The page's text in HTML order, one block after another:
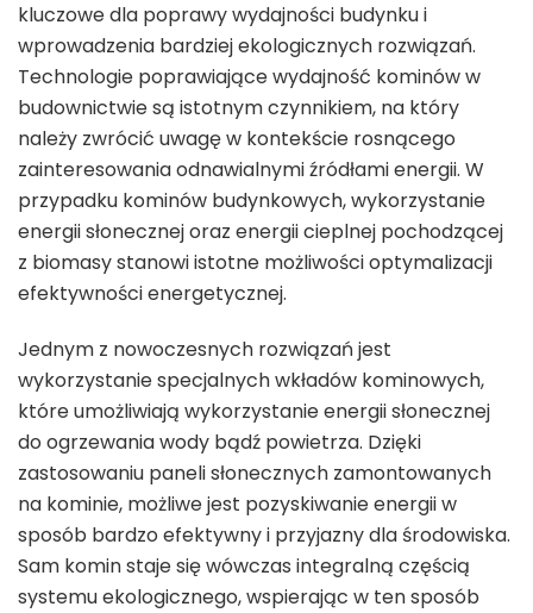
kluczowe dla poprawy wydajności budynku i
wprowadzenia bardziej ekologicznych rozwiązań.
Technologie poprawiające wydajność kominów w
budownictwie są istotnym czynnikiem, na który
należy zwrócić uwagę w kontekście rosnącego
zainteresowania odnawialnymi źródłami energii. W
przypadku kominów budynkowych, wykorzystanie
energii słonecznej oraz energii cieplnej pochodzącej
z biomasy stanowi istotne możliwości optymalizacji
efektywności energetycznej.
Jednym z nowoczesnych rozwiązań jest
wykorzystanie specjalnych wkładów kominowych,
które umożliwiają wykorzystanie energii słonecznej
do ogrzewania wody bądź powietrza. Dzięki
zastosowaniu paneli słonecznych zamontowanych
na kominie, możliwe jest pozyskiwanie energii w
sposób bardzo efektywny i przyjazny dla środowiska.
Sam komin staje się wówczas integralną częścią
systemu ekologicznego, wspierając w ten sposób